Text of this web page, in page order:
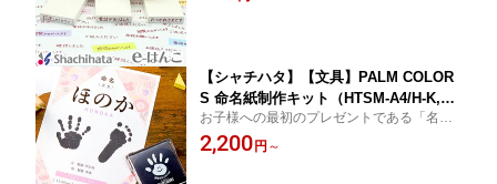
書き風文字でやさしくメッセージを伝えま
【シャチハタ】【文具】PALM COLOR
S 命名紙制作キット（HTSM-A4/H-K,
R） 名前詩 ぼくのなつやすみ 思い出 成
長記録 出産祝 結婚祝 メモリアル 初宮
お子様への最初のプレゼントである「名
前」をカタチに残すキットです。テンプレ
ートは無料でダウンロード出来ます。
2,200円 ～